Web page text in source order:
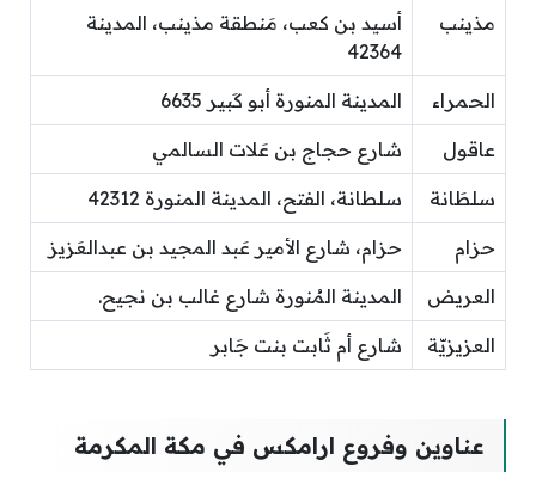
مذينب
أسيد بن كعب، مَنطقة مذينب، المدينة
42364
الحمراء المدينة المنورة أبو كَبير 6635
عاقول شارع حجاج بن عَلات السالمي
سلطَانة سلطانة، الفتح، المدينة المنورة 42312
حزام حزام، شارع الأمير عَبد المجيد بن عبدالعَزيز
العريض المدينة المُنورة شارع غالب بن نجيح.
العزيزيّة شارع أم ثَابت بنت جَابر
عناوين وفروع ارامكس في مكة المكرمة